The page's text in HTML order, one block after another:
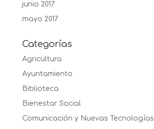
junio 2017
mayo 2017
Categorías
Agricultura
Ayuntamiento
Biblioteca
Bienestar Social
Comunicación y Nuevas Tecnologías